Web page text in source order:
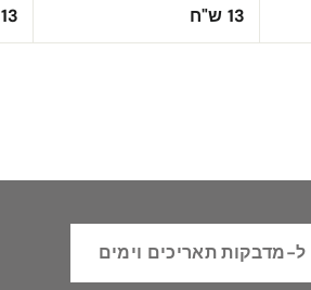
13 ש"ח
3
13 ש"ח
מדבקות תאריכים וימים